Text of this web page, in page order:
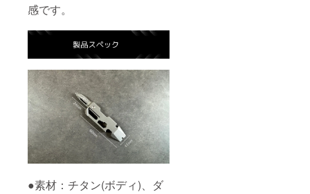
感です。
●素材：チタン(ボディ)、ダ